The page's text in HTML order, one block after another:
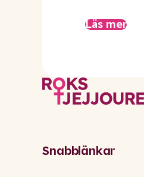
Läs mer
Snabblänkar